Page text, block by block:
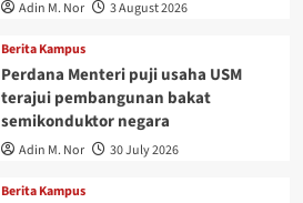
Adin M. Nor 3 August 2026
Berita Kampus
Perdana Menteri puji usaha USM
terajui pembangunan bakat
semikonduktor negara
Adin M. Nor 30 July 2026
Berita Kampus